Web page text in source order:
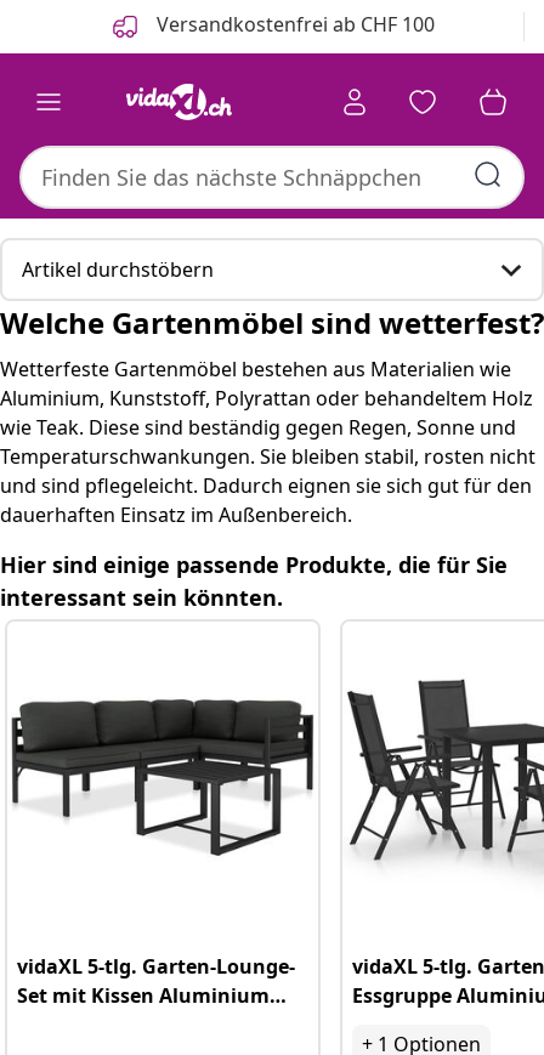
Versandkostenfrei ab CHF 100
Artikel durchstöbern
Welche Gartenmöbel sind wetterfest?
Hier sind einige passende Produkte, die für Sie
interessant sein könnten.
Tipps zur Auswahl und Pflege wetterfester
Gartenmöbel
Weitere hilfreiche Fragen
Welche Gartenmöbel sind wetterfest?
Wetterfeste Gartenmöbel bestehen aus Materialien wie
Aluminium, Kunststoff, Polyrattan oder behandeltem Holz
wie Teak. Diese sind beständig gegen Regen, Sonne und
Temperaturschwankungen. Sie bleiben stabil, rosten nicht
und sind pflegeleicht. Dadurch eignen sie sich gut für den
dauerhaften Einsatz im Außenbereich.
Hier sind einige passende Produkte, die für Sie
interessant sein könnten.
vidaXL 5-tlg. Garten-Lounge-
Set mit Kissen Aluminium
vidaXL 5-tlg.
Essgruppe
+ 1 Optionen